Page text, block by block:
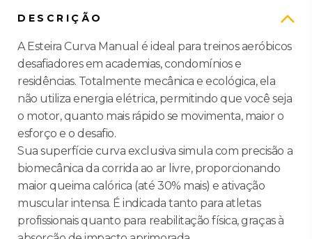
DESCRIÇÃO
A Esteira Curva Manual é ideal para treinos aeróbicos
desafiadores em academias, condomínios e
residências. Totalmente mecânica e ecológica, ela
não utiliza energia elétrica, permitindo que você seja
o motor, quanto mais rápido se movimenta, maior o
esforço e o desafio.
Sua superfície curva exclusiva simula com precisão a
biomecânica da corrida ao ar livre, proporcionando
maior queima calórica (até 30% mais) e ativação
muscular intensa. É indicada tanto para atletas
profissionais quanto para reabilitação física, graças à